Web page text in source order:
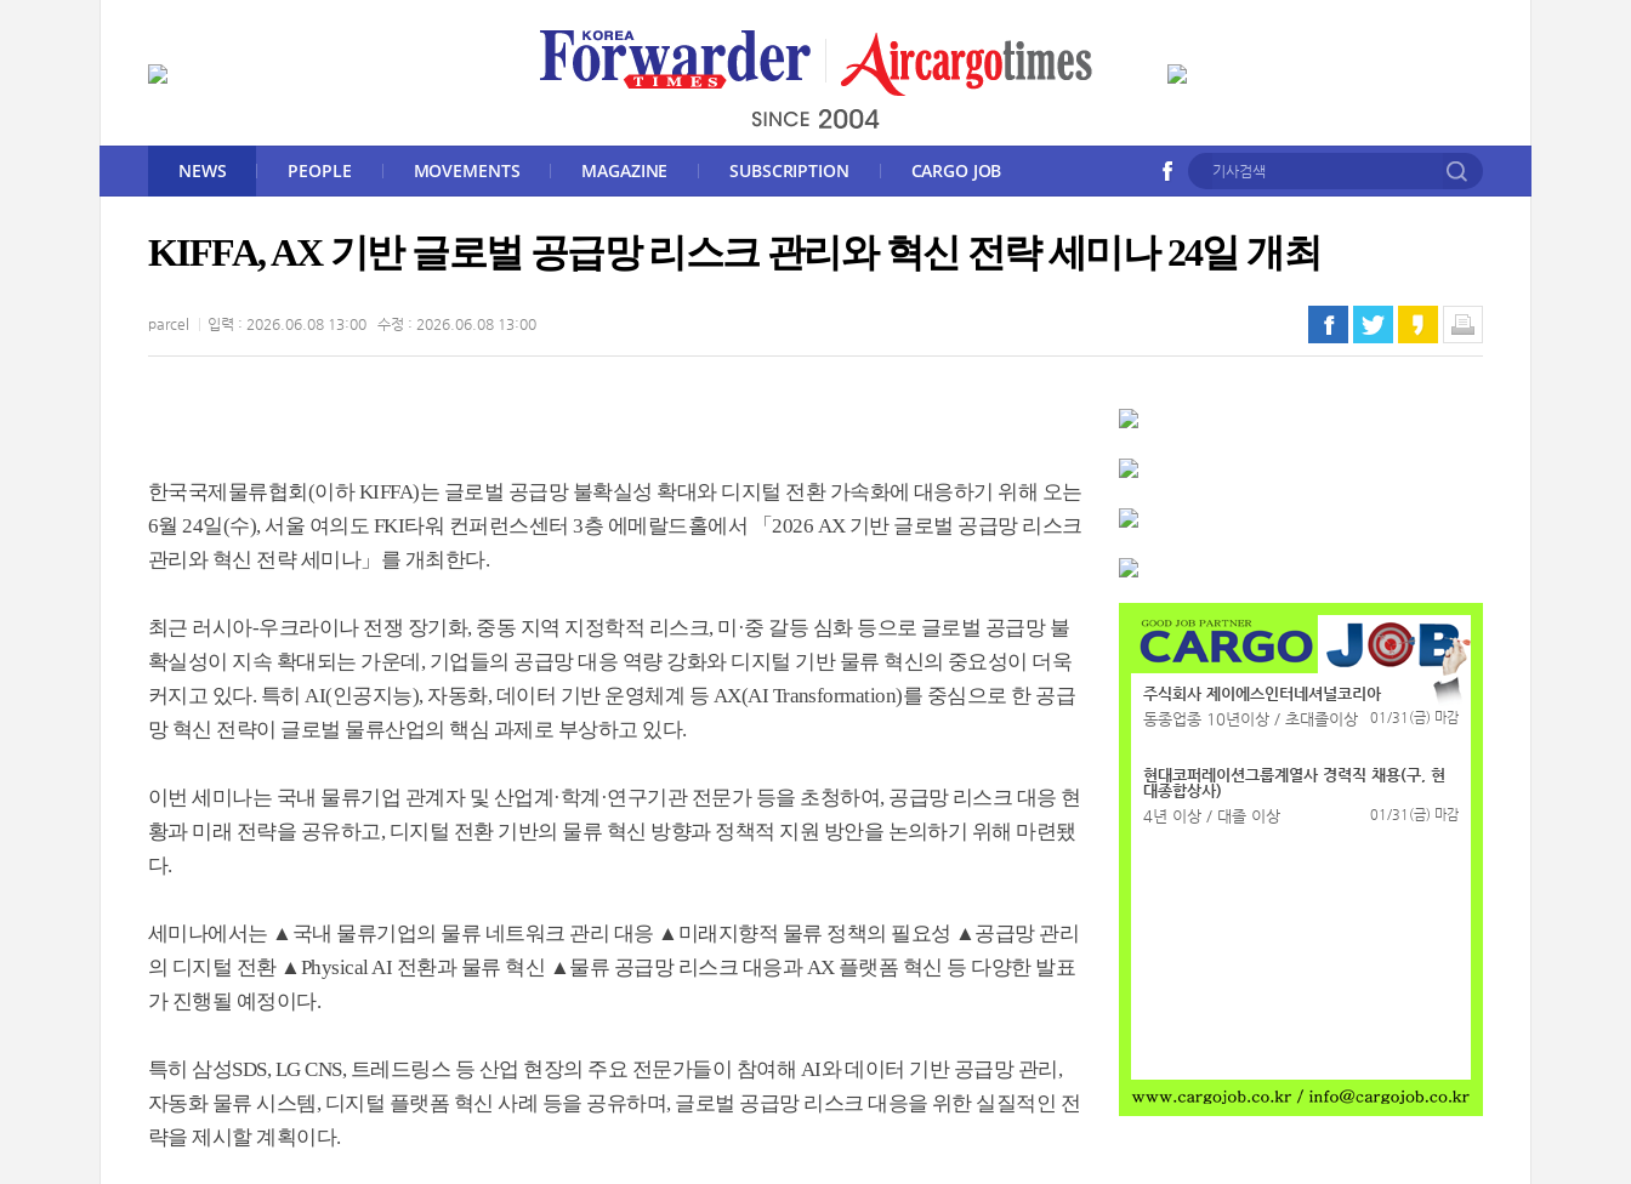
NEWS PEOPLE MOVEMENTS MAGAZINE SUBSCRIPTION CARGO JOB
KIFFA, AX 기반 글로벌 공급망 리스크 관리와 혁신 전략 세미나 24일 개최
parcel 입력 : 2026.06.08 13:00 수정 : 2026.06.08 13:00
한국국제물류협회(이하 KIFFA)는 글로벌 공급망 불확실성 확대와 디지털 전환 가속화에 대응하기 위해 오는
6월 24일(수), 서울 여의도 FKI타워 컨퍼런스센터 3층 에메랄드홀에서 「2026 AX 기반 글로벌 공급망 리스크
관리와 혁신 전략 세미나」를 개최한다.
최근 러시아-우크라이나 전쟁 장기화, 중동 지역 지정학적 리스크, 미·중 갈등 심화 등으로 글로벌 공급망 불
확실성이 지속 확대되는 가운데, 기업들의 공급망 대응 역량 강화와 디지털 기반 물류 혁신의 중요성이 더욱
커지고 있다. 특히 AI(인공지능), 자동화, 데이터 기반 운영체계 등 AX(AI Transformation)를 중심으로 한 공급
망 혁신 전략이 글로벌 물류산업의 핵심 과제로 부상하고 있다.
이번 세미나는 국내 물류기업 관계자 및 산업계·학계·연구기관 전문가 등을 초청하여, 공급망 리스크 대응 현
황과 미래 전략을 공유하고, 디지털 전환 기반의 물류 혁신 방향과 정책적 지원 방안을 논의하기 위해 마련됐
다.
세미나에서는 ▲국내 물류기업의 물류 네트워크 관리 대응 ▲미래지향적 물류 정책의 필요성 ▲공급망 관리
의 디지털 전환 ▲Physical AI 전환과 물류 혁신 ▲물류 공급망 리스크 대응과 AX 플랫폼 혁신 등 다양한 발표
가 진행될 예정이다.
특히 삼성SDS, LG CNS, 트레드링스 등 산업 현장의 주요 전문가들이 참여해 AI와 데이터 기반 공급망 관리,
자동화 물류 시스템, 디지털 플랫폼 혁신 사례 등을 공유하며, 글로벌 공급망 리스크 대응을 위한 실질적인 전
략을 제시할 계획이다.
주식회사 제이에스인터네셔널코리아
동종업종 10년이상 / 초대졸이상
01/31(금) 마감
현대코퍼레이션그룹계열사 경력직 채용(구, 현
대종합상사)
4년 이상 / 대졸 이상
01/31(금) 마감